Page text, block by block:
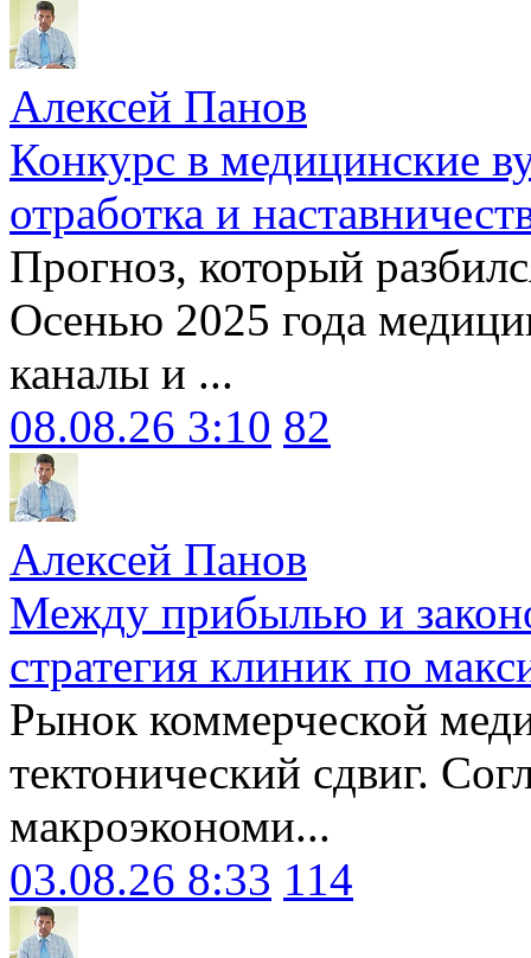
Алексей Панов
Конкурс в медицинские
отработка и
Прогноз, который
Осенью 2025 года
каналы и ...
08.08.26 3:10 82
Алексей Панов
Между прибылью и
стратегия клиник по
Рынок коммерческой
тектонический сдвиг.
макроэкономи...
03.08.26 8:33 114